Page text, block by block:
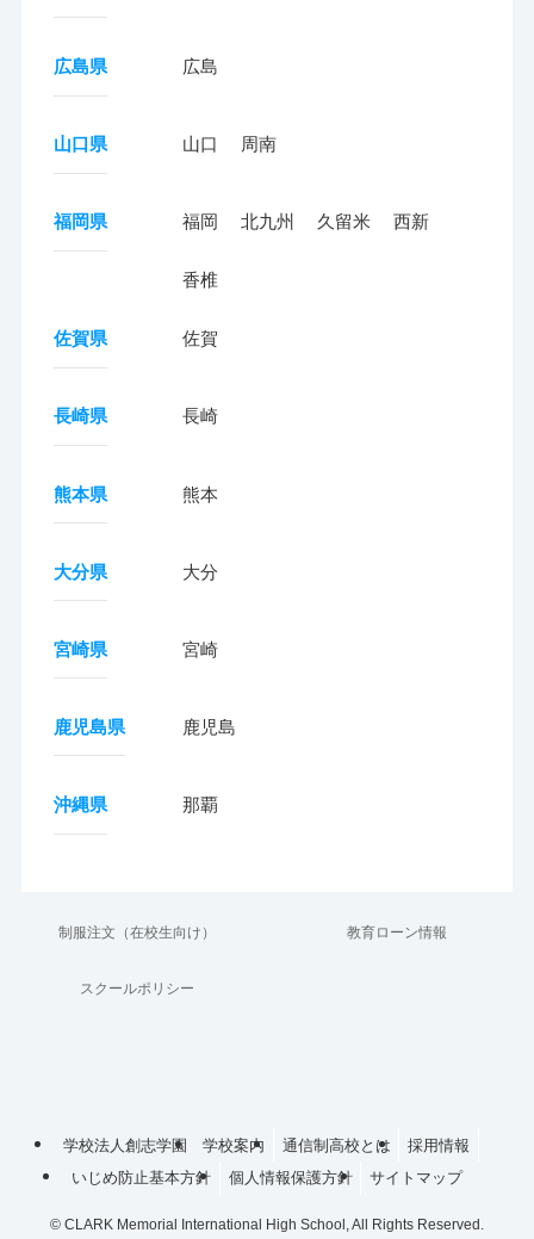
広島県 広島
山口県 山口 周南
福岡県 福岡 北九州 久留米 西新
香椎
佐賀県 佐賀
長崎県 長崎
熊本県 熊本
大分県 大分
宮崎県 宮崎
鹿児島県 鹿児島
沖縄県 那覇
制服注文（在校生向け） 教育ローン情報
スクールポリシー
学校法人創志学園 学校案内 通信制高校とは
採用情報
いじめ防止基本方針
個人情報保護方針 サイトマップ
© CLARK Memorial International High School, All Rights Reserved.